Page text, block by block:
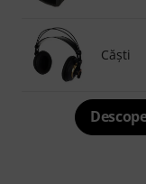
Căşti